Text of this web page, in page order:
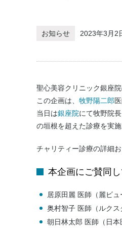
お知らせ 2023年3月2
聖心美容クリニック銀座
この企画は、 牧野陽二郎
当日は銀座院にて牧野院長
の垣根を超えた診療を実
チャリティー診療の詳細
本企画にご賛同
居原田麗 医師（麗ビュ
奥村智子 医師（ルクス
朝日林太郎 医師（日本